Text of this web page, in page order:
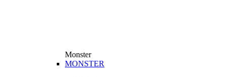
Monster
MONSTER